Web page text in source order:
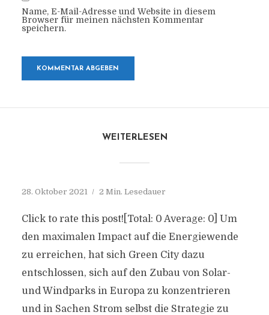
Name, E-Mail-Adresse und Website in diesem
Browser für meinen nächsten Kommentar
speichern.
WEITERLESEN
28. Oktober 2021 2 Min. Lesedauer
Click to rate this post![Total: 0 Average: 0] Um
den maximalen Impact auf die Energiewende
zu erreichen, hat sich Green City dazu
entschlossen, sich auf den Zubau von Solar-
und Windparks in Europa zu konzentrieren
und in Sachen Strom selbst die Strategie zu